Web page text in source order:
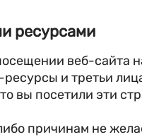
ресурсами
веб-сайта
ресурсы и третьи
вы посетили эти
причинам не